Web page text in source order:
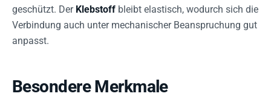
geschützt. Der Klebstoff bleibt elastisch, wodurch sich die
Verbindung auch unter mechanischer Beanspruchung gut
anpasst.
Besondere Merkmale